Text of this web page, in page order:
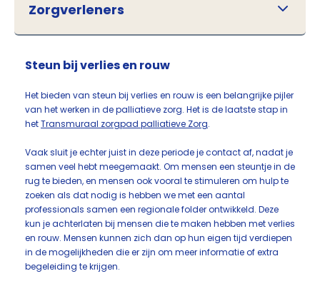
Zorgverleners
Steun bij verlies en rouw
Het bieden van steun bij verlies en rouw is een belangrijke pijler
van het werken in de palliatieve zorg. Het is de laatste stap in
hetTransmuraal zorgpad palliatieve Zorg.
Vaak sluit je echter juist in deze periode je contact af, nadat je
samen veel hebt meegemaakt. Om mensen een steuntje in de
rug te bieden, en mensen ook vooral te stimuleren om hulp te
zoeken als dat nodig is hebben we met een aantal
professionals samen een regionale folder ontwikkeld. Deze
kun je achterlaten bij mensen die te maken hebben met verlies
en rouw. Mensen kunnen zich dan op hun eigen tijd verdiepen
in de mogelijkheden die er zijn om meer informatie of extra
begeleiding te krijgen.